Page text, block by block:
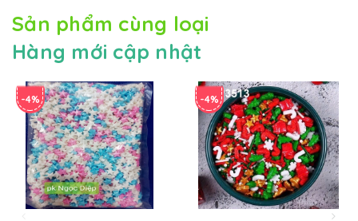
Sản phẩm cùng loại
Hàng mới cập nhật
-4% -4%